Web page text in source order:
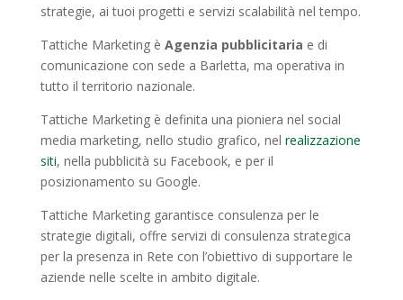
strategie, ai tuoi progetti e servizi scalabilità nel tempo.
Tattiche Marketing è Agenzia pubblicitaria e di
comunicazione con sede a Barletta, ma operativa in
tutto il territorio nazionale.
Tattiche Marketing è definita una pioniera nel social
media marketing, nello studio grafico, nel realizzazione
siti, nella pubblicità su Facebook, e per il
posizionamento su Google.
Tattiche Marketing garantisce consulenza per le
strategie digitali, offre servizi di consulenza strategica
per la presenza in Rete con l’obiettivo di supportare le
aziende nelle scelte in ambito digitale.